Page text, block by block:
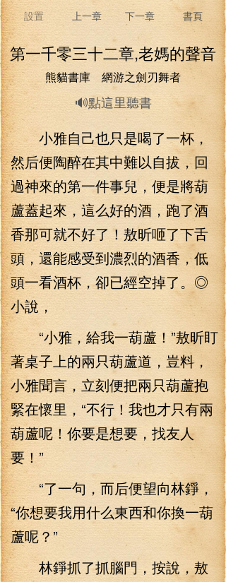
設置 上一章 下一章 書頁
第一千零三十二章,老媽的聲音
熊貓書庫 網游之劍刃舞者
🔊點這里聽書
小雅自己也只是喝了一杯，
然后便陶醉在其中難以自拔，回
過神來的第一件事兒，便是將葫
蘆蓋起來，這么好的酒，跑了酒
香那可就不好了！敖昕咂了下舌
頭，還能感受到濃烈的酒香，低
頭一看酒杯，卻已經空掉了。◎
小說，
“小雅，給我一葫蘆！”敖昕盯
著桌子上的兩只葫蘆道，豈料，
小雅聞言，立刻便把兩只葫蘆抱
緊在懷里，“不行！我也才只有兩
葫蘆呢！你要是想要，找友人
要！”
“了一句，而后便望向林錚，
“你想要我用什么東西和你換一葫
蘆呢？”
林錚抓了抓腦門，按說，敖